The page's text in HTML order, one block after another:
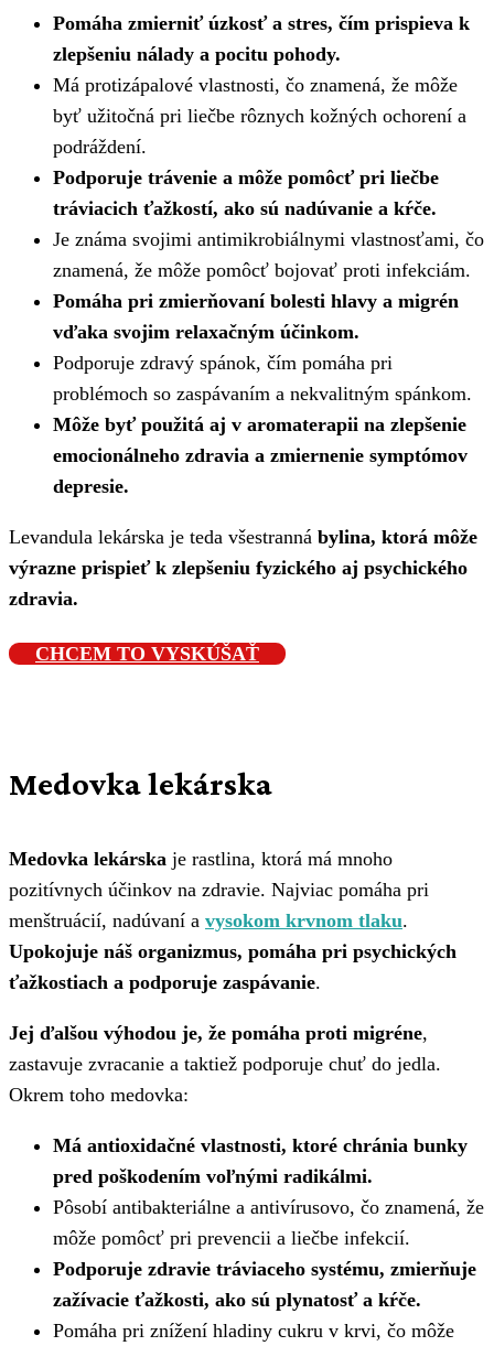
Pomáha zmierniť úzkosť a stres, čím prispieva k
zlepšeniu nálady a pocitu pohody.
Má protizápalové vlastnosti, čo znamená, že môže
byť užitočná pri liečbe rôznych kožných ochorení a
podráždení.
Podporuje trávenie a môže pomôcť pri liečbe
tráviacich ťažkostí, ako sú nadúvanie a kŕče.
Je známa svojimi antimikrobiálnymi vlastnosťami, čo
znamená, že môže pomôcť bojovať proti infekciám.
Pomáha pri zmierňovaní bolesti hlavy a migrén
vďaka svojim relaxačným účinkom.
Podporuje zdravý spánok, čím pomáha pri
problémoch so zaspávaním a nekvalitným spánkom.
Môže byť použitá aj v aromaterapii na zlepšenie
emocionálneho zdravia a zmiernenie symptómov
depresie.
Levandula lekárska je teda všestranná bylina, ktorá môže
výrazne prispieť k zlepšeniu fyzického aj psychického
zdravia.
CHCEM TO VYSKÚŠAŤ
Medovka lekárska
Medovka lekárska je rastlina, ktorá má mnoho
pozitívnych účinkov na zdravie. Najviac pomáha pri
menštruácií, nadúvaní a vysokom krvnom tlaku.
Upokojuje náš organizmus, pomáha pri psychických
ťažkostiach a podporuje zaspávanie.
Jej ďalšou výhodou je, že pomáha proti migréne,
zastavuje zvracanie a taktiež podporuje chuť do jedla.
Okrem toho medovka:
Má antioxidačné vlastnosti, ktoré chránia bunky
pred poškodením voľnými radikálmi.
Pôsobí antibakteriálne a antivírusovo, čo znamená, že
môže pomôcť pri prevencii a liečbe infekcií.
Podporuje zdravie tráviaceho systému, zmierňuje
zažívacie ťažkosti, ako sú plynatosť a kŕče.
Pomáha pri znížení hladiny cukru v krvi, čo môže